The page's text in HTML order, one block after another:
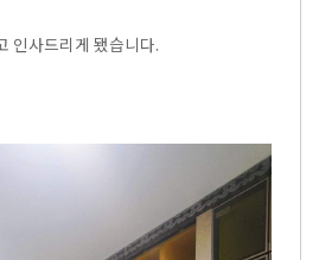
인사드리게 됐습니다.